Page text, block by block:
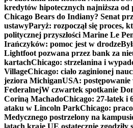
kredytów hipotecznych najniższa od
Chicago Bears do Indiany? Senat
ustawyParyż: rozpoczął się proces,
politycznej przyszłości Marine Le
Irańczyków: pomoc jest w drodze
Lightfoot pozwana przez bank za
kartachChicago: strzelanina i
VillageChicago: ciało zaginionej
jeziora MichiganUSA: postępowanie
FederalnejW czwartek spotkanie
Coriną MachadoChicago: 27-latek i
ataku w Lincoln ParkChicago:
Medycznego postrzelony na
latach kraje UE ostatecznie zgodziły